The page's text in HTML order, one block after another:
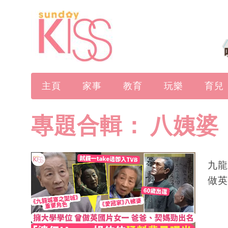
主頁 家事 教育 玩樂 育兒
專題合輯： 八姨婆
九
做